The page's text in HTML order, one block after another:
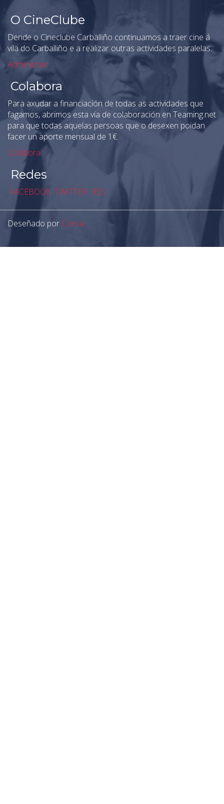
O CineClube
Dende o Cineclube Carballiño continuamos a traer cine á
vila do Carballiño e a realizar outras actividades paralelas.
Administrar
Colabora
Para axudar a financiación de todas as actividades que
fagamos, abrimos esta vía de colaboración en Teaming.net
para que todas aquelas persoas que o desexen poidan
facer un aporte mensual de 1€.
Colabora
Redes
FACEBOOK TWITTER RSS
Deseñado por Coroa